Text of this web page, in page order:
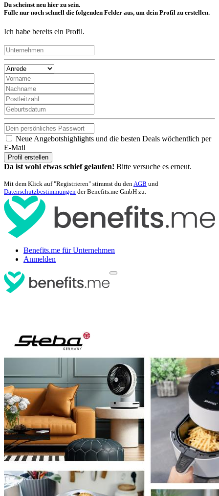
Du scheinst neu hier zu sein.
Fülle nur noch schnell die folgenden Felder aus, um dein Profil zu erstellen.
Ich habe bereits ein Profil.
Neue Angebotshighlights und die besten Deals wöchentlich per
E-Mail
Profil erstellen
Da ist wohl etwas schief gelaufen! Bitte versuche es erneut.
Mit dem Klick auf "Registrieren" stimmst du denAGB und
Datenschutzbestimmungen der Benefits.me GmbH zu.
Benefits.me für Unternehmen
Anmelden